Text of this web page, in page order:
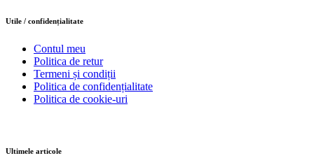
Utile / confidențialitate
Contul meu
Politica de retur
Termeni și condiții
Politica de confidențialitate
Politica de cookie-uri
Ultimele articole